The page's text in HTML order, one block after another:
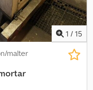
1 / 15
malter